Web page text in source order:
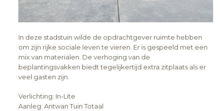
In deze stadstuin wilde de opdrachtgever ruimte hebben
om zijn rijke sociale leven te vieren. Er is gespeeld met een
mix van materialen. De verhoging van de
beplantingsvakken biedt tegelijkertijd extra zitplaats als er
veel gasten zijn.
Verlichting: In-Lite
Aanleg: Antwan Tuin Totaal